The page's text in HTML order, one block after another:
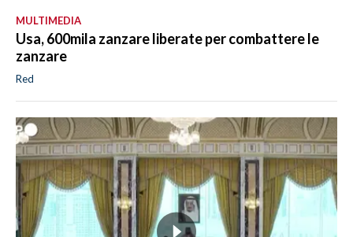
MULTIMEDIA
Usa, 600mila zanzare liberate per combattere le
zanzare
Red